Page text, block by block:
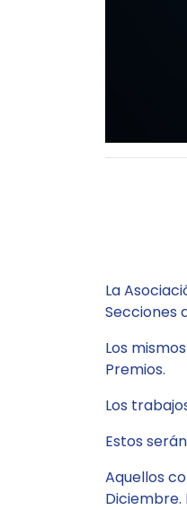
La
Secciones
Los
Premios.
Los
Estos
Aquellos
Diciembre.